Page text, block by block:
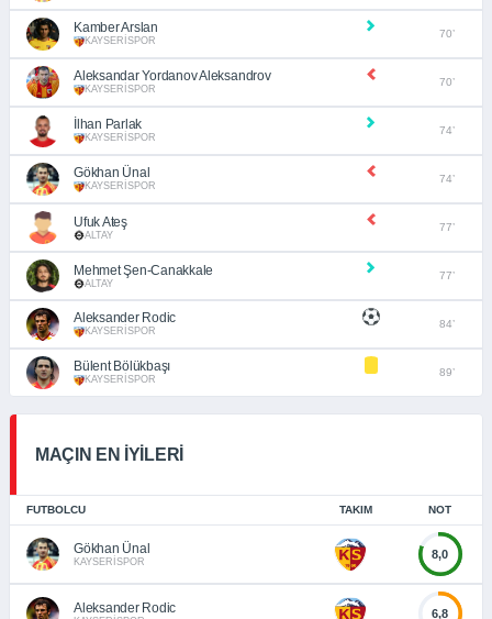
Kamber Arslan
KAYSERİSPOR
70’
Aleksandar Yordanov Aleksandrov
KAYSERİSPOR
70’
İlhan Parlak
KAYSERİSPOR
74’
Gökhan Ünal
KAYSERİSPOR
74’
Ufuk Ateş
ALTAY
77’
Mehmet Şen-Canakkale
ALTAY
77’
Aleksander Rodic
KAYSERİSPOR
84’
Bülent Bölükbaşı
KAYSERİSPOR
89’
MAÇIN EN İYİLERİ
FUTBOLCU TAKIM NOT
Gökhan Ünal
KAYSERİSPOR
8,0
Aleksander Rodic 6,8